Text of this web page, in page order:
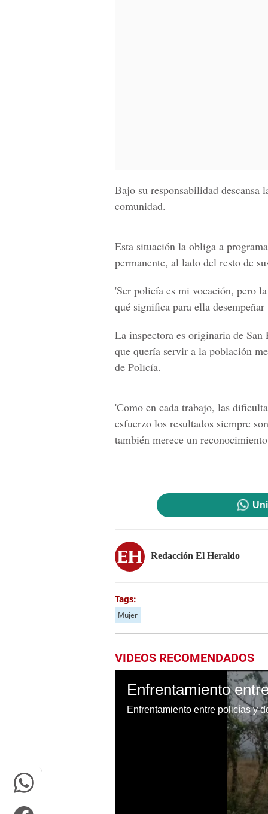
Bajo su responsabilidad descansa
comunidad.
Esta situación la obliga a
permanente, al lado del resto de
'Ser policía es mi vocación, pero
qué significa para ella
La inspectora es originaria de San
que quería servir a la población
de Policía.
'Como en cada trabajo, las
esfuerzo los resultados siempre
también merece un
Redacción El Heraldo
Tags:
Mujer
VIDEOS RECOMENDADOS
Enfrentamiento entre policías y